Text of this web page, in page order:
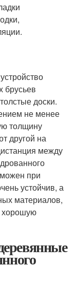
брусьев
доски.
не менее
толщину
другой на
между
при
устойчив, а
материалов,
хорошую